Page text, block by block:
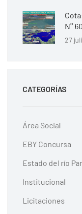
N°
27
CATEGORÍAS
Área Social
EBY Concursa
Estado del río
Institucional
Licitaciones